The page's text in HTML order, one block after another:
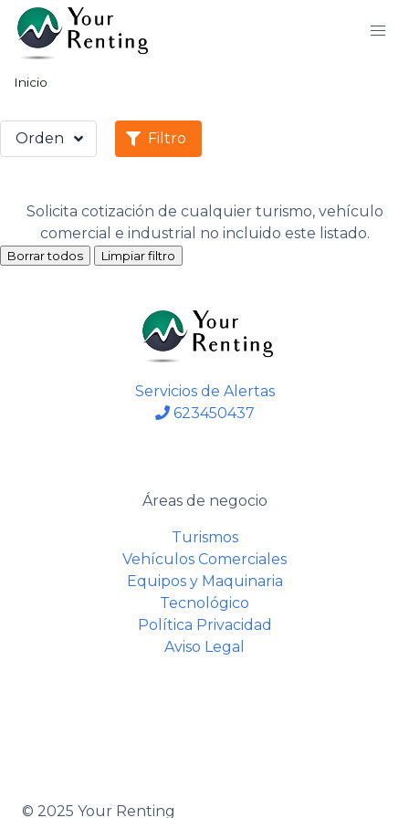
Inicio
Orden Filtro
Solicita cotización de cualquier turismo, vehículo
comercial e industrial no incluido este listado.
Borrar todos Limpiar filtro
Servicios de Alertas
623450437
Áreas de negocio
Turismos
Vehículos Comerciales
Equipos y Maquinaria
Tecnológico
Política Privacidad
Aviso Legal
© 2025 Your Renting